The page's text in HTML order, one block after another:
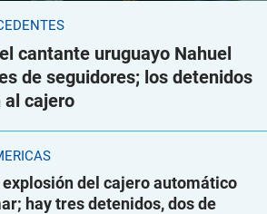
cantante uruguayo Nahuel
de seguidores; los detenidos
al cajero
del cajero automático
hay tres detenidos, dos de